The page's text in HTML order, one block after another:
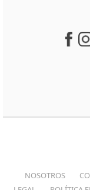
NOSOTROS